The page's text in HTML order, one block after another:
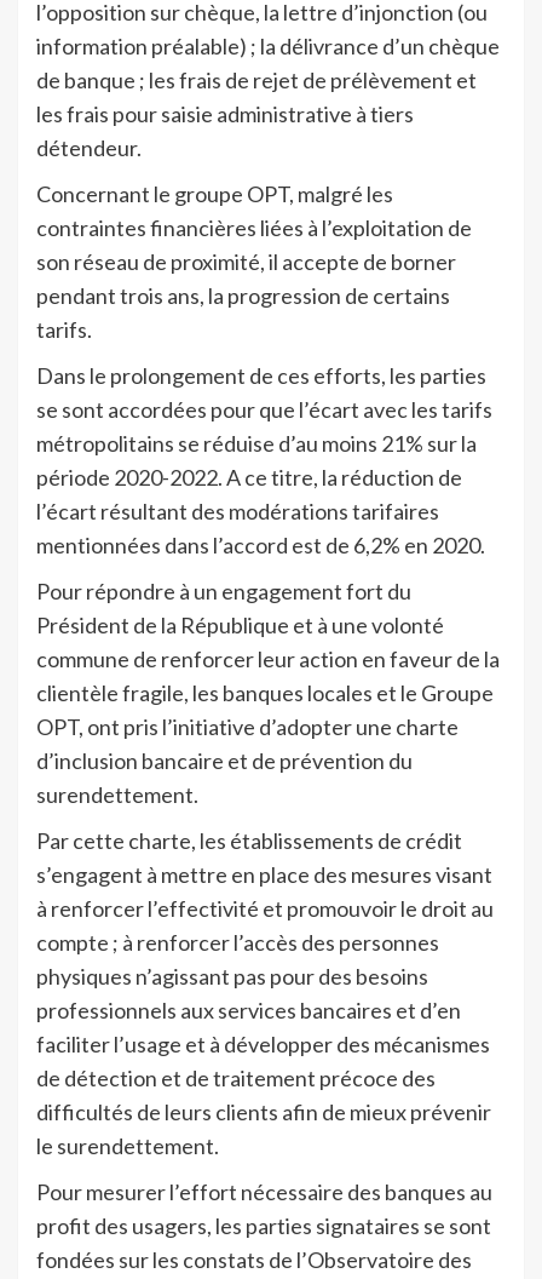
l’opposition sur chèque, la lettre d’injonction (ou
information préalable) ; la délivrance d’un chèque
de banque ; les frais de rejet de prélèvement et
les frais pour saisie administrative à tiers
détendeur.
Concernant le groupe OPT, malgré les
contraintes financières liées à l’exploitation de
son réseau de proximité, il accepte de borner
pendant trois ans, la progression de certains
tarifs.
Dans le prolongement de ces efforts, les parties
se sont accordées pour que l’écart avec les tarifs
métropolitains se réduise d’au moins 21% sur la
période 2020-2022. A ce titre, la réduction de
l’écart résultant des modérations tarifaires
mentionnées dans l’accord est de 6,2% en 2020.
Pour répondre à un engagement fort du
Président de la République et à une volonté
commune de renforcer leur action en faveur de la
clientèle fragile, les banques locales et le Groupe
OPT, ont pris l’initiative d’adopter une charte
d’inclusion bancaire et de prévention du
surendettement.
Par cette charte, les établissements de crédit
s’engagent à mettre en place des mesures visant
à renforcer l’effectivité et promouvoir le droit au
compte ; à renforcer l’accès des personnes
physiques n’agissant pas pour des besoins
professionnels aux services bancaires et d’en
faciliter l’usage et à développer des mécanismes
de détection et de traitement précoce des
difficultés de leurs clients afin de mieux prévenir
le surendettement.
Pour mesurer l’effort nécessaire des banques au
profit des usagers, les parties signataires se sont
fondées sur les constats de l’Observatoire des